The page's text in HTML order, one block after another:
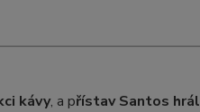
kávy, a přístav Santos hrál